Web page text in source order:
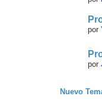
por
por
Nuevo